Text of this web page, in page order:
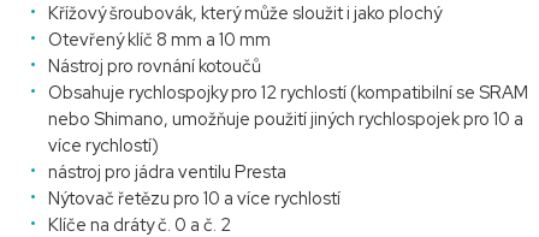
Křížový šroubovák, který může sloužit i jako plochý
Otevřený klíč 8 mm a 10 mm
Nástroj pro rovnání kotoučů
Obsahuje rychlospojky pro 12 rychlostí (kompatibilní se SRAM
nebo Shimano, umožňuje použití jiných rychlospojek pro 10 a
více rychlostí)
nástroj pro jádra ventilu Presta
Nýtovač řetězu pro 10 a více rychlostí
Klíče na dráty č. 0 a č. 2